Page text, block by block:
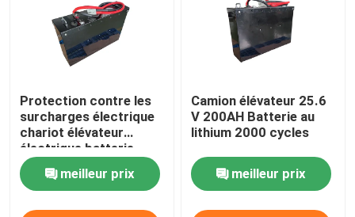
Protection contre les
surcharges électrique
chariot élévateur
électrique batterie
lithium-ion 25,6V
272AHmeilleur prix
Camion élévateur 25.6
V 200AH Batterie au
lithium 2000 cycles
meilleur prix